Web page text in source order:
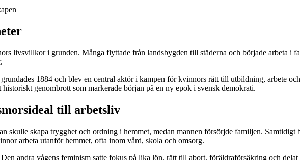
livsvillkor i grunden. Många flyttade från landsbygden till städerna och började arbeta i
1884 och blev en central aktör i kampen för kvinnors rätt till utbildning, arbete
genombrott som markerade början på en ny epok i svensk demokrati.
till arbetsliv
skulle skapa trygghet och ordning i hemmet, medan mannen försörjde familjen. Samtidigt
arbeta utanför hemmet, ofta inom vård, skola och omsorg.
andra vågens feminism satte fokus på lika lön, rätt till abort, föräldraförsäkring och